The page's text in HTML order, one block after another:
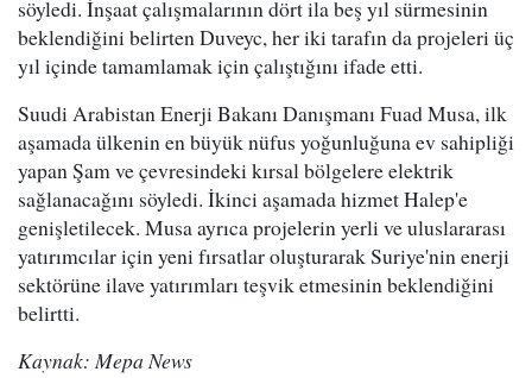
söyledi. İnşaat çalışmalarının dört ila beş yıl sürmesinin
beklendiğini belirten Duveyc, her iki tarafın da projeleri üç
yıl içinde tamamlamak için çalıştığını ifade etti.
Suudi Arabistan Enerji Bakanı Danışmanı Fuad Musa, ilk
aşamada ülkenin en büyük nüfus yoğunluğuna ev sahipliği
yapan Şam ve çevresindeki kırsal bölgelere elektrik
sağlanacağını söyledi. İkinci aşamada hizmet Halep'e
genişletilecek. Musa ayrıca projelerin yerli ve uluslararası
yatırımcılar için yeni fırsatlar oluşturarak Suriye'nin enerji
sektörüne ilave yatırımları teşvik etmesinin beklendiğini
belirtti.
Kaynak: Mepa News